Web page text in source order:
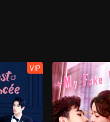
VIP